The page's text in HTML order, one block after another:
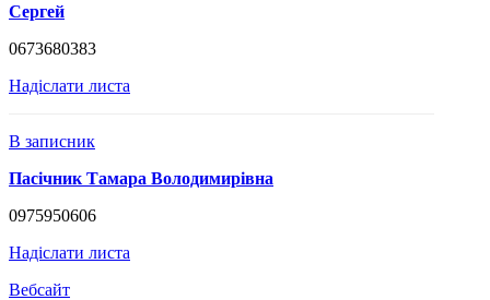
Сергей
0673680383
Надіслати листа
В записник
Пасічник Тамара Володимирівна
0975950606
Надіслати листа
Вебсайт